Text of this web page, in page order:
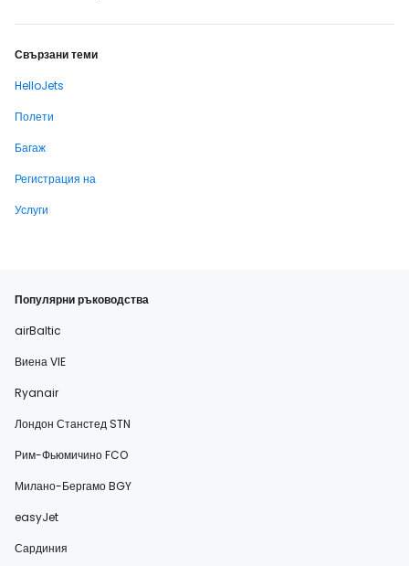
Свързани теми
HelloJets
Полети
Багаж
Регистрация на
Услуги
Популярни ръководства
airBaltic
Виена VIE
Ryanair
Лондон Станстед STN
Рим-Фьюмичино FCO
Милано-Бергамо BGY
easyJet
Сардиния